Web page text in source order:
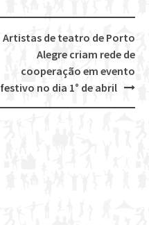
Artistas de teatro de Porto
Alegre criam rede de
cooperação em evento
festivo no dia 1° de abril